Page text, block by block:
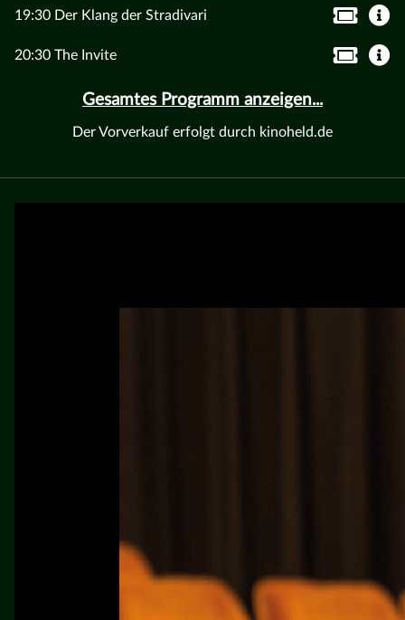
19:30 Der Klang der Stradivari
20:30 The Invite
Gesamtes Programm anzeigen...
Der Vorverkauf erfolgt durch kinoheld.de